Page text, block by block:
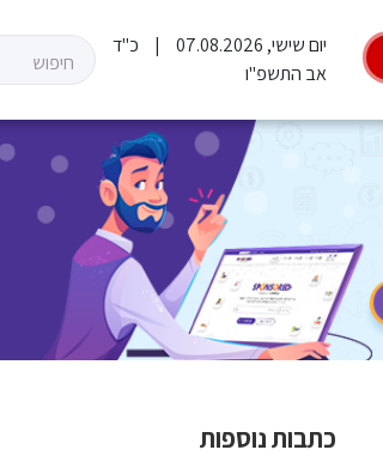
יום שישי, 07.08.2026
כ"ד
אב התשפ"ו
כתבות נוספות